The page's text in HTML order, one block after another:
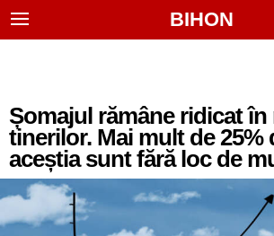
BIHON
Șomajul rămâne ridicat
tinerilor. Mai mult de 25%
aceștia sunt fără loc de